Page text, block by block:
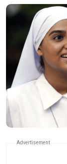
Advertisement